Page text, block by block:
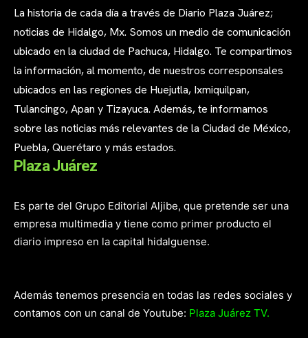
La historia de cada día a través de Diario Plaza Juárez;
noticias de Hidalgo, Mx. Somos un medio de comunicación
ubicado en la ciudad de Pachuca, Hidalgo. Te compartimos
la información, al momento, de nuestros corresponsales
ubicados en las regiones de Huejutla, Ixmiquilpan,
Tulancingo, Apan y Tizayuca. Además, te informamos
sobre las noticias más relevantes de la Ciudad de México,
Puebla, Querétaro y más estados.
Plaza Juárez
Es parte del Grupo Editorial Aljibe, que pretende ser una
empresa multimedia y tiene como primer producto el
diario impreso en la capital hidalguense.
Además tenemos presencia en todas las redes sociales y
contamos con un canal de Youtube: Plaza Juárez TV.